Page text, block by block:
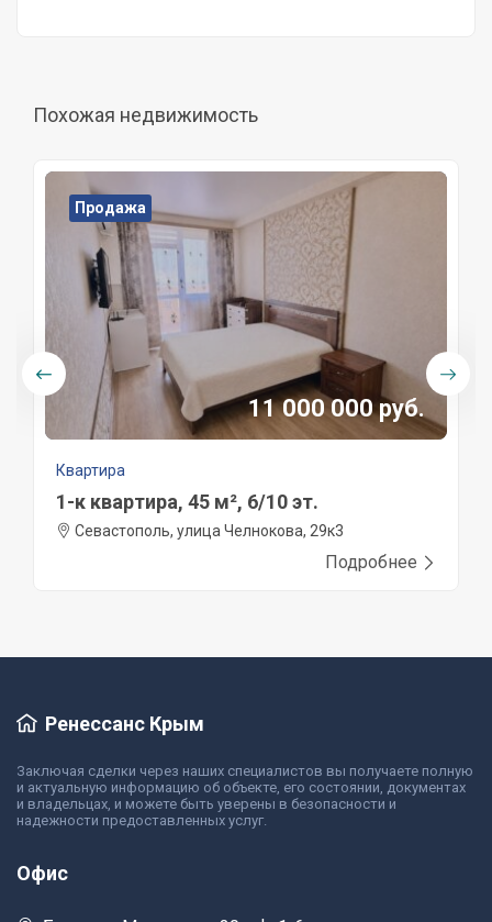
Похожая недвижимость
Продажа
11 000 000 руб.
Квартира
1-к квартира, 45 м², 6/10 эт.
Севастополь, улица Челнокова, 29к3
Подробнее
Ренессанс Крым
Заключая сделки через наших специалистов вы получаете полную
и актуальную информацию об объекте, его состоянии, документах
и владельцах, и можете быть уверены в безопасности и
надежности предоставленных услуг.
Офис